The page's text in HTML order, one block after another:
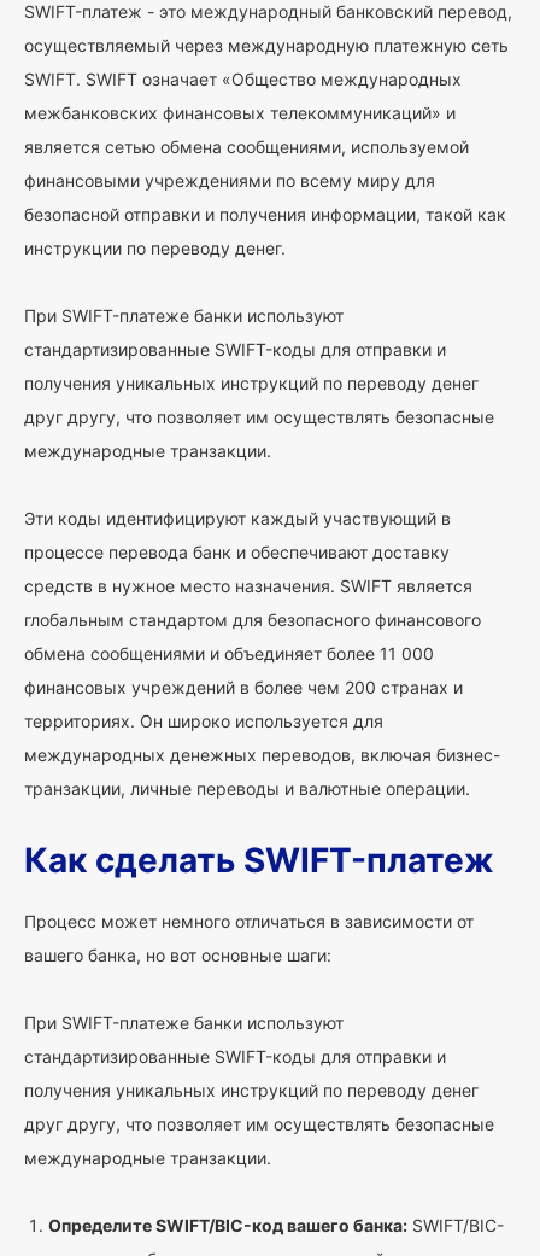
SWIFT-платеж - это международный банковский перевод,
осуществляемый через международную платежную сеть
SWIFT. SWIFT означает «Общество международных
межбанковских финансовых телекоммуникаций» и
является сетью обмена сообщениями, используемой
финансовыми учреждениями по всему миру для
безопасной отправки и получения информации, такой как
инструкции по переводу денег.
При SWIFT-платеже банки используют
стандартизированные SWIFT-коды для отправки и
получения уникальных инструкций по переводу денег
друг другу, что позволяет им осуществлять безопасные
международные транзакции.
Эти коды идентифицируют каждый участвующий в
процессе перевода банк и обеспечивают доставку
средств в нужное место назначения. SWIFT является
глобальным стандартом для безопасного финансового
обмена сообщениями и объединяет более 11 000
финансовых учреждений в более чем 200 странах и
территориях. Он широко используется для
международных денежных переводов, включая бизнес-
транзакции, личные переводы и валютные операции.
Как сделать SWIFT-платеж
Процесс может немного отличаться в зависимости от
вашего банка, но вот основные шаги:
При SWIFT-платеже банки используют
стандартизированные SWIFT-коды для отправки и
получения уникальных инструкций по переводу денег
друг другу, что позволяет им осуществлять безопасные
международные транзакции.
Определите SWIFT/BIC-код вашего банка: SWIFT/BIC-